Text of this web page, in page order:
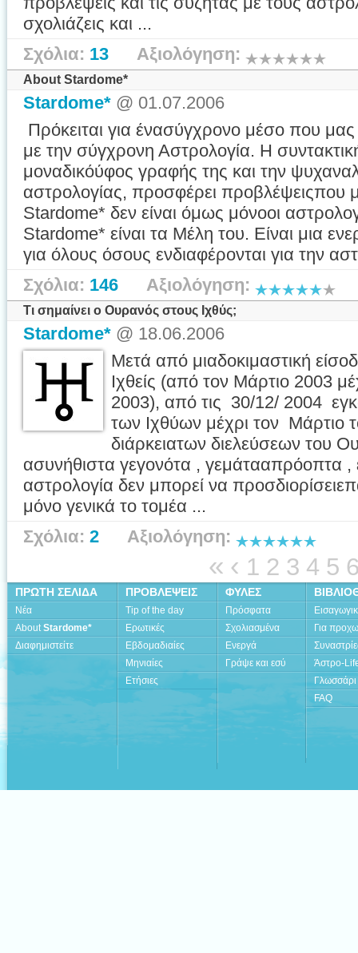
σχολιάζεις και ...
Σχόλια: 13 Αξιολόγηση:
About Stardome*
Stardome* @ 01.07.2006
Πρόκειται για ένασύγχρονο μέσο που
με την σύγχρονη Αστρολογία. Η
μοναδικόύφος γραφής της και την
αστρολογίας, προσφέρει προβλέψειςπου
Stardome* δεν είναι όμως μόνοοι
Stardome* είναι τα Μέλη του. Είναι μια
για όλους όσους ενδιαφέρονται για την
Σχόλια: 146 Αξιολόγηση:
Τι σημαίνει ο Ουρανός στους Ιχθύς;
Stardome* @ 18.06.2006
Μετά από μιαδοκιμαστική
Ιχθείς (από τον Μάρτιο 2003
2003), από τις 30/12/ 2004
των Ιχθύων μέχρι τον Μάρτιο
διάρκειατων διελεύσεων του
ασυνήθιστα γεγονότα , γεμάτααπρόοπτα ,
αστρολογία δεν μπορεί να
μόνο γενικά το τομέα ...
Σχόλια: 2 Αξιολόγηση:
« ‹ 1 2 3 4 5
ΠΡΩΤΗ ΣΕΛΙΔΑ
Νέα
AboutStardome*
Διαφημιστείτε
ΠΡΟΒΛΕΨΕΙΣ
Tip of the day
Ερωτικές
Εβδομαδιαίες
Μηνιαίες
Ετήσιες
ΦΥΛΕΣ
Πρόσφατα
Σχολιασμένα
Ενεργά
Γράψε και εσύ
Για
Άστρο-
Γλωσσάρι
FAQ